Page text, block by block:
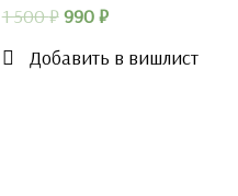
1 500₽Первоначальная
990₽Текущая
Добавить в вишлист